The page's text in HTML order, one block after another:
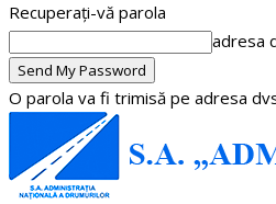
Recuperați-vă parola
adresa
O parola va fi trimisă pe adresa